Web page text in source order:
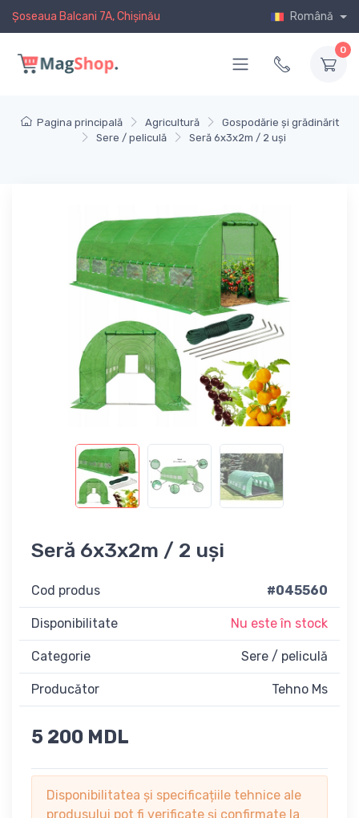
Șoseaua Balcani 7A, Chișinău Română
0
Pagina principală Agricultură
Gospodărie și grădinărit
Sere / peliculă
Seră 6x3x2m / 2 uși
Seră 6x3x2m / 2 uși
Cod produs #045560
Disponibilitate Nu este în stock
Categorie Sere / peliculă
Producător Tehno Ms
5 200 MDL
Disponibilitatea și specificațiile tehnice ale
produsului pot fi verificate și confirmate la